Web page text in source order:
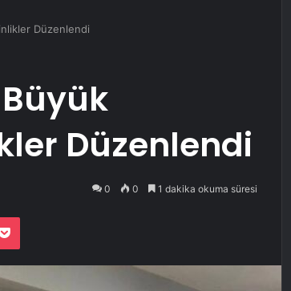
Düzenlendi
Düzenlendi
0 0 1 dakika okuma süresi
Pocket